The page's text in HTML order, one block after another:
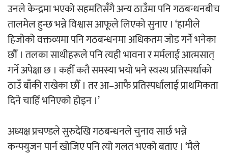
उनले केन्द्रमा भएको सहमतिसँगै अन्य ठाउँमा पनि गठबन्धनबीच
तालमेल हुन्छ भन्ने विश्वास आफूले लिएको सुनाए । ‘हामीले
हिजोको वक्तव्यमा पनि गठबन्धनमा अधिकतम जोड गर्ने भनेका
छौँ । तलका साथीहरूले पनि त्यही भावना र मर्मलाई आत्मसात्
गर्ने अपेक्षा छ । कहीँ कतै समस्या भयो भने स्वस्थ प्रतिस्पर्धाको
ठाउँ बाँकी राखेका छौँ । तर आ–आफै प्रतिस्पर्धालाई प्राथमिकता
दिने चाहिँ भनिएको होइन ।’
अध्यक्ष प्रचण्डले सुरुदेखि गठबन्धनले चुनाव सार्छ भन्ने
कन्फ्युजन पार्न खोजिए पनि त्यो गलत भएको बताए । ‘मैले